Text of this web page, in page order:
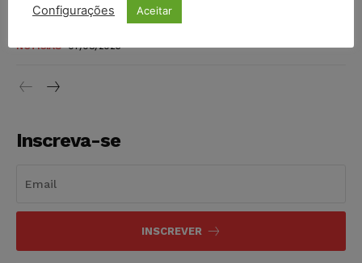
Justiça do Trabalho mantém justa causa de empregado que
vendia canetas emagrecedoras no local de trabalho
NOTÍCIAS 07/08/2026
Inscreva-se
INSCREVER
Configurações Aceitar